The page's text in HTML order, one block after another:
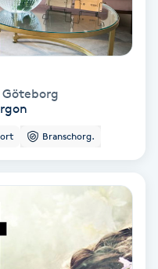
Göteborg
Branschorg.